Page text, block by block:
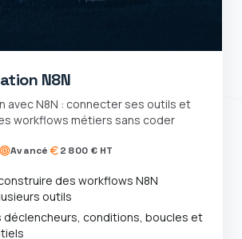
N8N
avec N8N : connecter ses outils et
workflows métiers sans coder
Avancé 2 800 € HT
des workflows N8N
outils
déclencheurs, conditions, boucles et